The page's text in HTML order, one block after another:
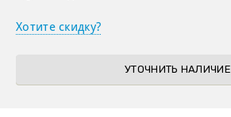
Хотите скидку?
УТОЧНИТЬ НАЛИЧИЕ